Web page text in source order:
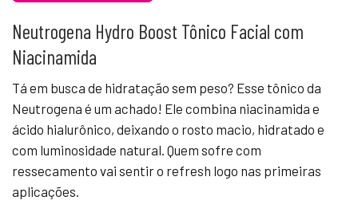
Neutrogena Hydro Boost Tônico Facial com
Niacinamida
Tá em busca de hidratação sem peso? Esse tônico da
Neutrogena é um achado! Ele combina niacinamida e
ácido hialurônico, deixando o rosto macio, hidratado e
com luminosidade natural. Quem sofre com
ressecamento vai sentir o refresh logo nas primeiras
aplicações.